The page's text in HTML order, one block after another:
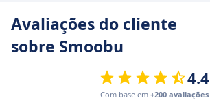
Avaliações do cliente
sobre Smoobu
4.4
Com base em +200 avaliações